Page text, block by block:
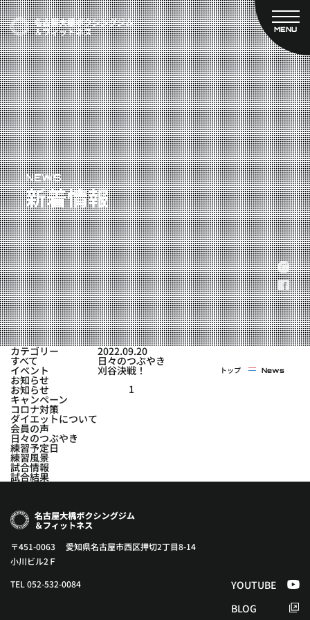
MENU
CLOSE
TOP
新着情報
ご予約
プライベートコース予約
レンタルスタジオ予約
名古屋大橋ボクシングジムについて
大橋弘政プロフィール
スタッフ紹介
料金案内
設備紹介
アクセス
営業時間
トレーナー募集
スポンサー募集
大会チケット購入
キャンペーン
実戦コース
料金システム
選手紹介
よくある質問
フィットネスコース
料金システム
ビフォーアフター
YOUTUBE BLOG
NEWS
新着情報
トップ News
カテゴリー
すべて
イベント
お知らせ
お知らせ
キャンペーン
コロナ対策
ダイエットについて
会員の声
日々のつぶやき
練習予定日
練習風景
試合情報
試合結果
2022.09.20
日々のつぶやき
刈谷決戦！
1
〒451-0063 愛知県名古屋市西区押切2丁目8-14
小川ビル2Ｆ
TEL 052-532-0084
YOUTUBE
BLOG